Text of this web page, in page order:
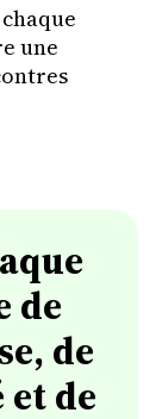
une
de
de
de